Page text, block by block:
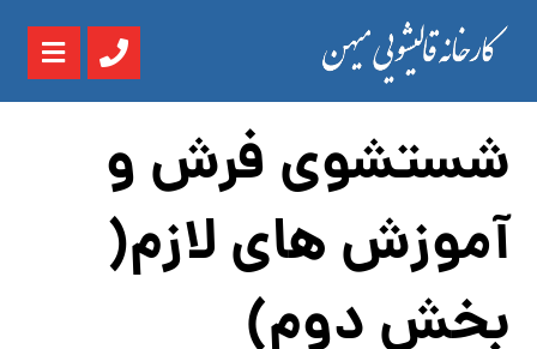
شستشوی فرش و
آموزش های لازم(
بخش دوم)